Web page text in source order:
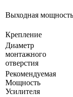
Выходная мощность
Крепление
Диаметр
монтажного
отверстия
Рекомендуемая
Мощность
Усилителя